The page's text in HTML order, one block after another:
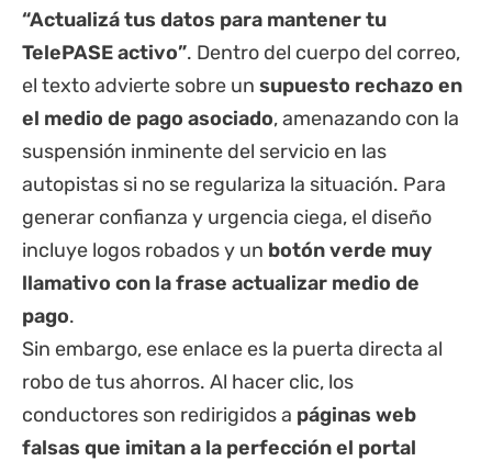
“Actualizá tus datos para mantener tu
TelePASE activo”. Dentro del cuerpo del correo,
el texto advierte sobre un supuesto rechazo en
el medio de pago asociado, amenazando con la
suspensión inminente del servicio en las
autopistas si no se regulariza la situación. Para
generar confianza y urgencia ciega, el diseño
incluye logos robados y un botón verde muy
llamativo con la frase actualizar medio de
pago.
Sin embargo, ese enlace es la puerta directa al
robo de tus ahorros. Al hacer clic, los
conductores son redirigidos a páginas web
falsas que imitan a la perfección el portal